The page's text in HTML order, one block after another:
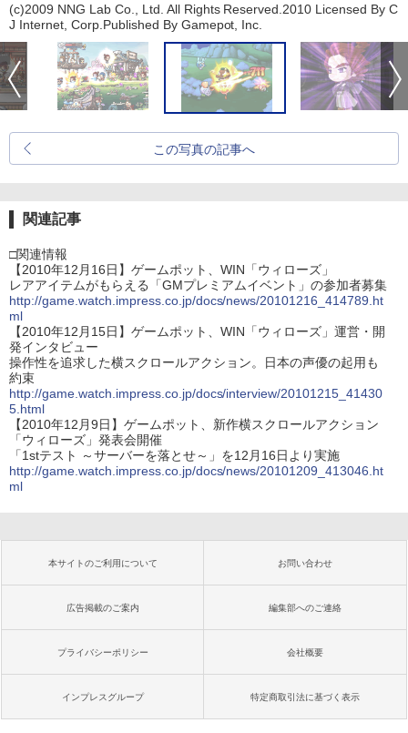
(c)2009 NNG Lab Co., Ltd. All Rights Reserved.2010 Licensed By C
J Internet, Corp.Published By Gamepot, Inc.
この写真の記事へ
関連記事
□関連情報
【2010年12月16日】ゲームポット、WIN「ウィローズ」
レアアイテムがもらえる「GMプレミアムイベント」の参加者募集
http://game.watch.impress.co.jp/docs/news/20101216_414789.ht
ml
【2010年12月15日】ゲームポット、WIN「ウィローズ」運営・開
発インタビュー
操作性を追求した横スクロールアクション。日本の声優の起用も
約束
http://game.watch.impress.co.jp/docs/interview/20101215_41430
5.html
【2010年12月9日】ゲームポット、新作横スクロールアクション
「ウィローズ」発表会開催
「1stテスト ～サーバーを落とせ～」を12月16日より実施
http://game.watch.impress.co.jp/docs/news/20101209_413046.ht
ml
本サイトのご利用について お問い合わせ
広告掲載のご案内 編集部へのご連絡
プライバシーポリシー 会社概要
インプレスグループ 特定商取引法に基づく表示